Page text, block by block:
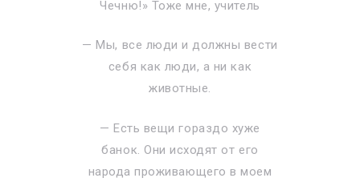
Чечню!» Тоже мне, учитель
— Мы, все люди и должны вести
себя как люди, а ни как
животные.
— Есть вещи гораздо хуже
банок. Они исходят от его
народа проживающего в моем